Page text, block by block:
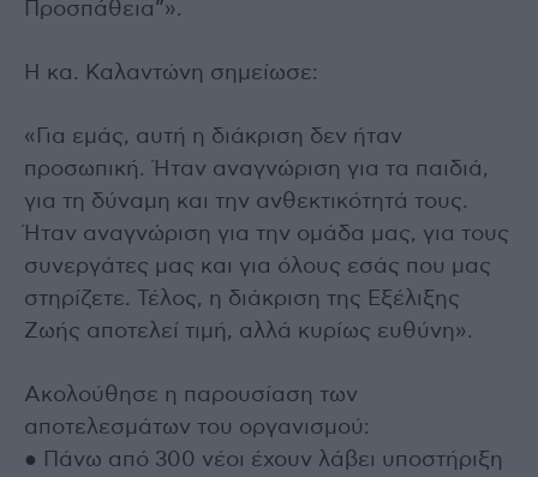
Προσπάθεια”».
Η κα. Καλαντώνη σημείωσε:
«Για εμάς, αυτή η διάκριση δεν ήταν
προσωπική. Ήταν αναγνώριση για τα παιδιά,
για τη δύναμη και την ανθεκτικότητά τους.
Ήταν αναγνώριση για την ομάδα μας, για τους
συνεργάτες μας και για όλους εσάς που μας
στηρίζετε. Τέλος, η διάκριση της Εξέλιξης
Ζωής αποτελεί τιμή, αλλά κυρίως ευθύνη».
Ακολούθησε η παρουσίαση των
αποτελεσμάτων του οργανισμού:
● Πάνω από 300 νέοι έχουν λάβει υποστήριξη